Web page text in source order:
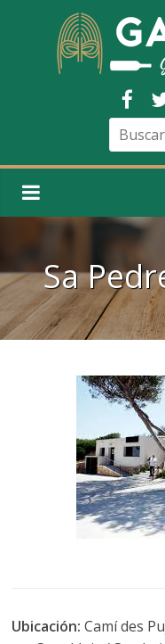
Sa
Ubicación:Camí des